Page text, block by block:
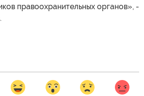
правоохранительных органов», -